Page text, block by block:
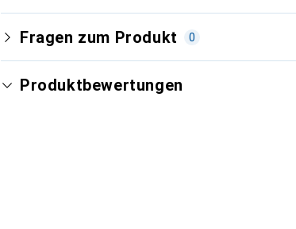
Fragen zum Produkt 0
Produktbewertungen